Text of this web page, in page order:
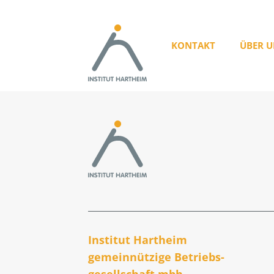
KONTAKT ÜBER
Institut Hartheim
gemeinnützige Betriebs­